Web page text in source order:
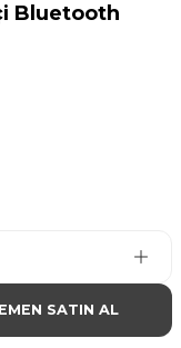
Bluetooth
SATIN AL